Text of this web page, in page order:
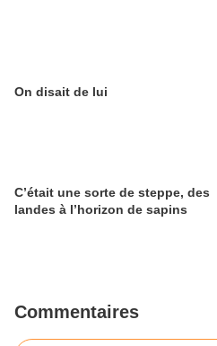
On disait de lui
C’était une sorte de steppe, des
landes à l’horizon de sapins
Commentaires